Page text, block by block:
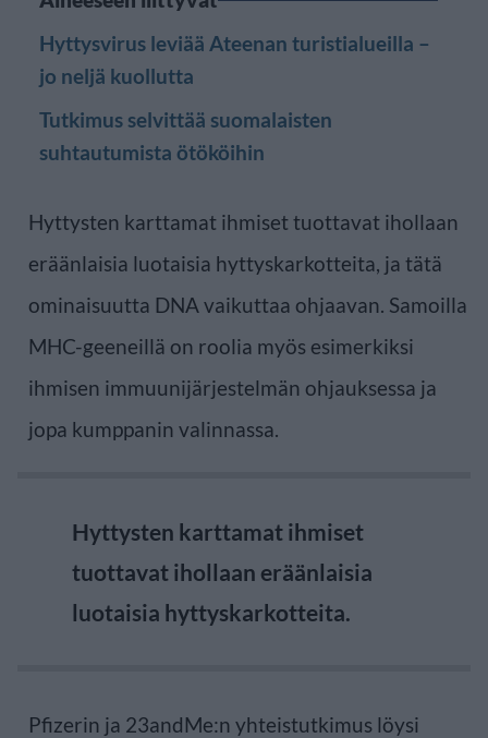
Hyttysvirus leviää Ateenan turistialueilla –
jo neljä kuollutta
Tutkimus selvittää suomalaisten
suhtautumista ötököihin
Hyttysten karttamat ihmiset tuottavat ihollaan
eräänlaisia luotaisia hyttyskarkotteita, ja tätä
ominaisuutta DNA vaikuttaa ohjaavan. Samoilla
MHC-geeneillä on roolia myös esimerkiksi
ihmisen immuunijärjestelmän ohjauksessa ja
jopa kumppanin valinnassa.
Hyttysten karttamat ihmiset
tuottavat ihollaan eräänlaisia
luotaisia hyttyskarkotteita.
Pfizerin ja 23andMe:n yhteistutkimus löysi